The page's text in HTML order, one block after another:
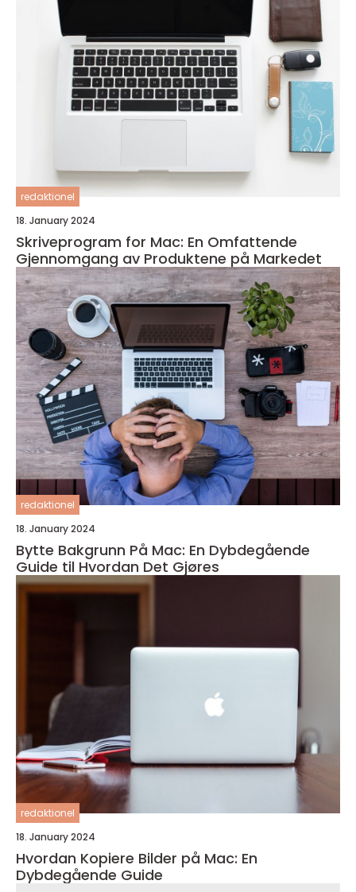
redaktionel
18. January 2024
Skriveprogram for Mac: En Omfattende
Gjennomgang av Produktene på Markedet
redaktionel
18. January 2024
Bytte Bakgrunn På Mac: En Dybdegående
Guide til Hvordan Det Gjøres
redaktionel
18. January 2024
Hvordan Kopiere Bilder på Mac: En
Dybdegående Guide